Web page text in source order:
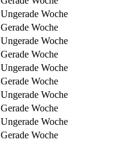
Ungerade Woche
Gerade Woche
Ungerade Woche
Gerade Woche
Ungerade Woche
Gerade Woche
Ungerade Woche
Gerade Woche
Ungerade Woche
Gerade Woche